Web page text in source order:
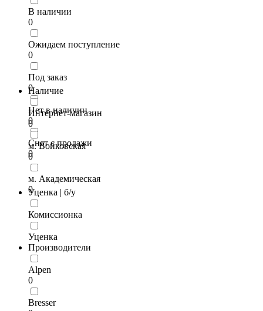
В наличии
0
Ожидаем поступление
0
Под заказ
0
Нет в наличии
0
Снят с продажи
0
Наличие
Интернет-магазин
0
м. Войковская
0
м. Академическая
0
Уценка | б/у
Комиссионка
Уценка
Производители
Alpen
0
Bresser